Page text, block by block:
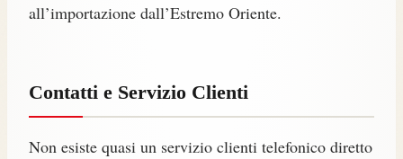
all’importazione dall’Estremo Oriente.
Contatti e Servizio Clienti
Non esiste quasi un servizio clienti telefonico diretto